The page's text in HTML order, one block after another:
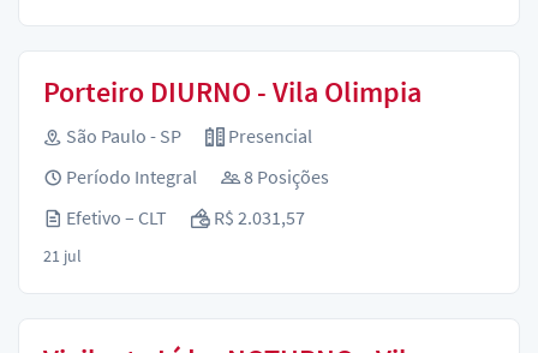
Porteiro DIURNO - Vila Olimpia
São Paulo - SP
Presencial
Período Integral
8 Posições
Efetivo – CLT
R$ 2.031,57
21 jul